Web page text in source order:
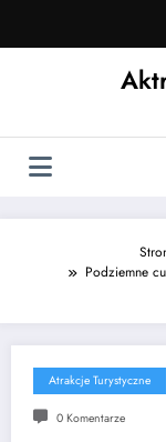
content
Podziemne
Atrakcje Turystyczne
0 Komentarze